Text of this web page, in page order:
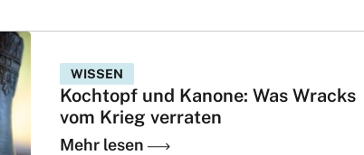
WISSEN
Kochtopf und Kanone: Was Wracks
vom Krieg verraten
Mehr lesen